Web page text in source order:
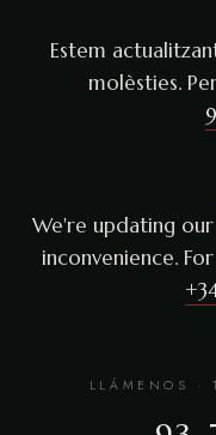
Estem
molèsties.
We're updating
inconvenience.
LLÁMENOS ·